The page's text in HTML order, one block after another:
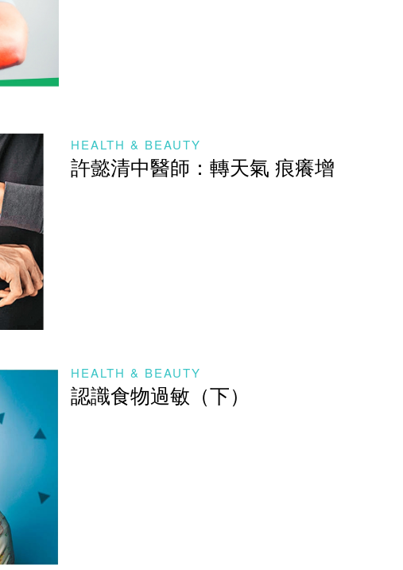
HEALTH & BEAUTY
許懿清中醫師：轉天氣 痕癢增
HEALTH & BEAUTY
認識食物過敏（下）